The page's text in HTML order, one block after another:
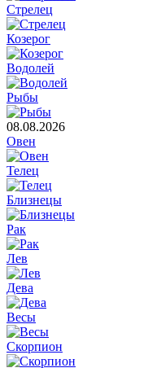
Стрелец
Козерог
Водолей
Рыбы
08.08.2026
Овен
Телец
Близнецы
Рак
Лев
Дева
Весы
Скорпион